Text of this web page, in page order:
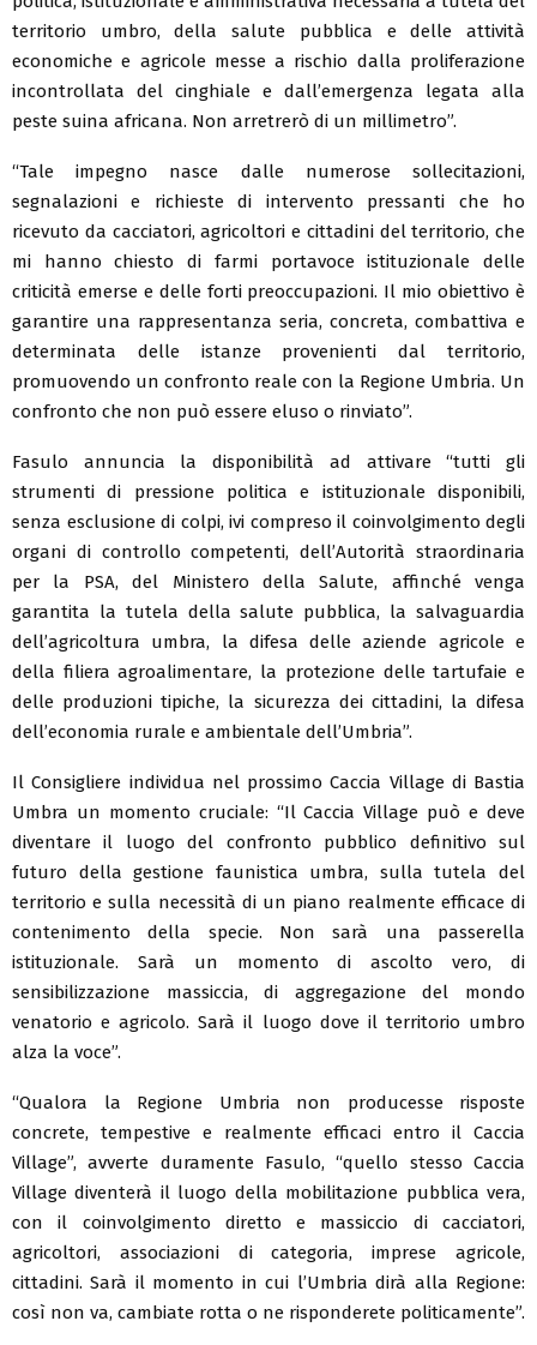
territorio umbro, della salute pubblica e delle attività
economiche e agricole messe a rischio dalla proliferazione
incontrollata del cinghiale e dall’emergenza legata alla
peste suina africana. Non arretrerò di un millimetro”.
“Tale impegno nasce dalle numerose sollecitazioni,
segnalazioni e richieste di intervento pressanti che ho
ricevuto da cacciatori, agricoltori e cittadini del territorio, che
mi hanno chiesto di farmi portavoce istituzionale delle
criticità emerse e delle forti preoccupazioni. Il mio obiettivo è
garantire una rappresentanza seria, concreta, combattiva e
determinata delle istanze provenienti dal territorio,
promuovendo un confronto reale con la Regione Umbria. Un
confronto che non può essere eluso o rinviato”.
Fasulo annuncia la disponibilità ad attivare “tutti gli
strumenti di pressione politica e istituzionale disponibili,
senza esclusione di colpi, ivi compreso il coinvolgimento degli
organi di controllo competenti, dell’Autorità straordinaria
per la PSA, del Ministero della Salute, affinché venga
garantita la tutela della salute pubblica, la salvaguardia
dell’agricoltura umbra, la difesa delle aziende agricole e
della filiera agroalimentare, la protezione delle tartufaie e
delle produzioni tipiche, la sicurezza dei cittadini, la difesa
dell’economia rurale e ambientale dell’Umbria”.
Il Consigliere individua nel prossimo Caccia Village di Bastia
Umbra un momento cruciale: “Il Caccia Village può e deve
diventare il luogo del confronto pubblico definitivo sul
futuro della gestione faunistica umbra, sulla tutela del
territorio e sulla necessità di un piano realmente efficace di
contenimento della specie. Non sarà una passerella
istituzionale. Sarà un momento di ascolto vero, di
sensibilizzazione massiccia, di aggregazione del mondo
venatorio e agricolo. Sarà il luogo dove il territorio umbro
alza la voce”.
“Qualora la Regione Umbria non producesse risposte
concrete, tempestive e realmente efficaci entro il Caccia
Village”, avverte duramente Fasulo, “quello stesso Caccia
Village diventerà il luogo della mobilitazione pubblica vera,
con il coinvolgimento diretto e massiccio di cacciatori,
agricoltori, associazioni di categoria, imprese agricole,
cittadini. Sarà il momento in cui l’Umbria dirà alla Regione:
così non va, cambiate rotta o ne risponderete politicamente”.